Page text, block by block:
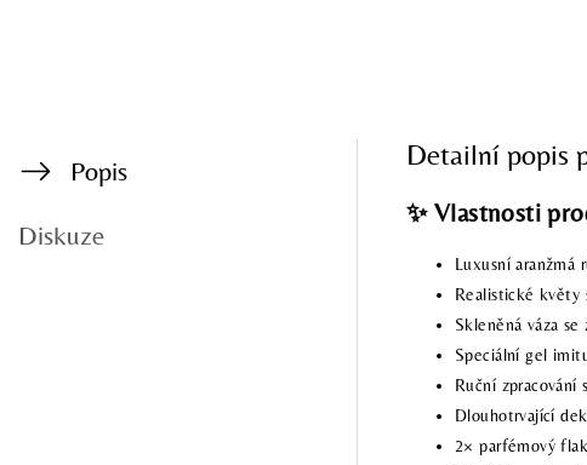
Popis
Diskuze
Detailní popis
✨ Vlastnosti
Luxusní aranžmá
Realistické květy
Skleněná váza
Speciální gel
Ruční zpracování
Dlouhotrvající
2× parfémový